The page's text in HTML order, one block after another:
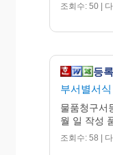
조회수: 50 |
등
부서별서식
물품청구서
월 일 작성
조회수: 58 |